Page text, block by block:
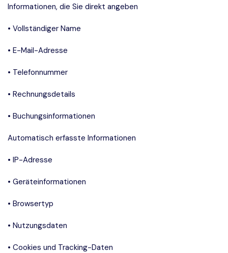
Informationen, die Sie direkt angeben
• Vollständiger Name
• E-Mail-Adresse
• Telefonnummer
• Rechnungsdetails
• Buchungsinformationen
Automatisch erfasste Informationen
• IP-Adresse
• Geräteinformationen
• Browsertyp
• Nutzungsdaten
• Cookies und Tracking-Daten